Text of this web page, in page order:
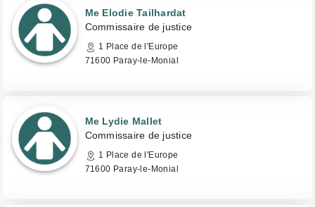
Me Elodie Tailhardat
Commissaire de justice
1 Place de l'Europe
71600 Paray-le-Monial
Me Lydie Mallet
Commissaire de justice
1 Place de l'Europe
71600 Paray-le-Monial